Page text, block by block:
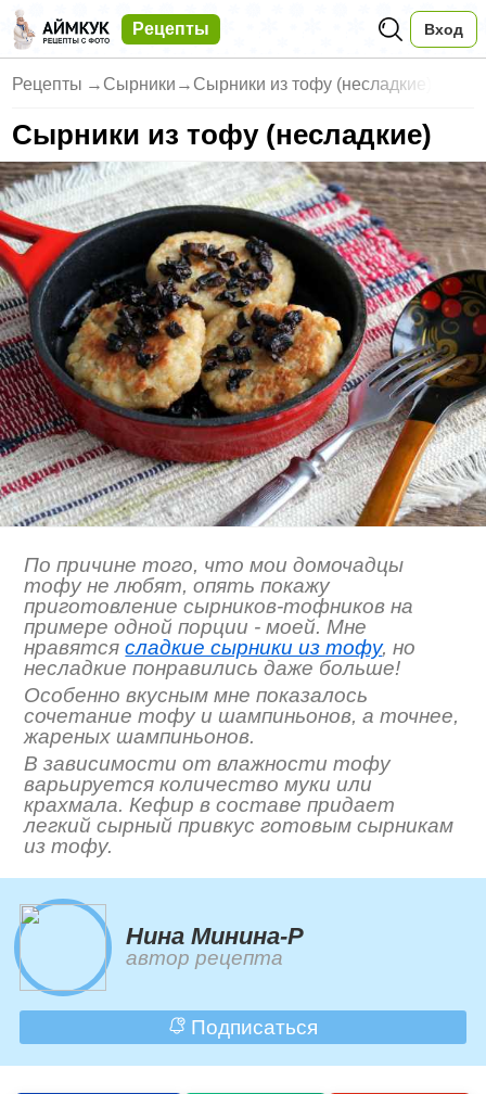
Рецепты Вход
Рецепты → Сырники → Сырники из тофу (несладкие)
Сырники из тофу (несладкие)
По причине того, что мои домочадцы
тофу не любят, опять покажу
приготовление сырников-тофников на
примере одной порции - моей. Мне
нравятсясладкие сырники из тофу, но
несладкие понравились даже больше!
Особенно вкусным мне показалось
сочетание тофу и шампиньонов, а точнее,
жареных шампиньонов.
В зависимости от влажности тофу
варьируется количество муки или
крахмала. Кефир в составе придает
легкий сырный привкус готовым сырникам
из тофу.
Нина Минина-Р
автор рецепта
Подписаться